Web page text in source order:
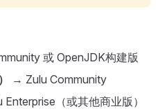
或 OpenJDK构建版
→ Zulu Community
（或其他商业版）